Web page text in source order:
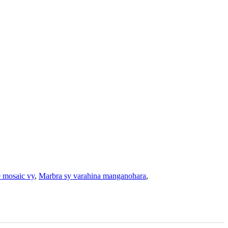
mosaic vy, Marbra sy varahina manganohara,